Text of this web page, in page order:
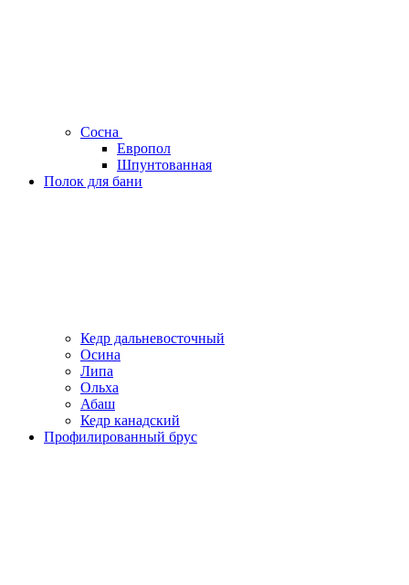
Сосна
Европол
Шпунтованная
Полок для бани
Кедр дальневосточный
Осина
Липа
Ольха
Абаш
Кедр канадский
Профилированный брус